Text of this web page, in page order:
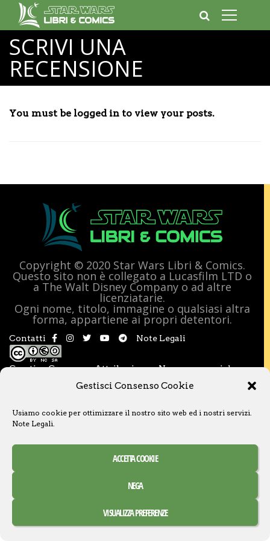
Gestisci Consenso Cookie
Usiamo cookie per ottimizzare il nostro sito web ed i nostri servizi.
Note Legali.
ACCETTA COOKIE
NEGA
VISUALIZZA PREFERENZE
SCRIVI UNA
RECENSIONE
You must be logged in to view your posts.
Copyright © 2020 Star Wars Libri & Comics.
Questo sito non è collegato a Lucasfilm LTD o
a The Walt Disney Company o ad altre
licenziatarie.
Ogni nome, titolo, immagine o qualsiasi altra
forma, appartiene ai propri detentori.
Contatti Note Legali
Creative Commons Attribuzione – Non commerciale –